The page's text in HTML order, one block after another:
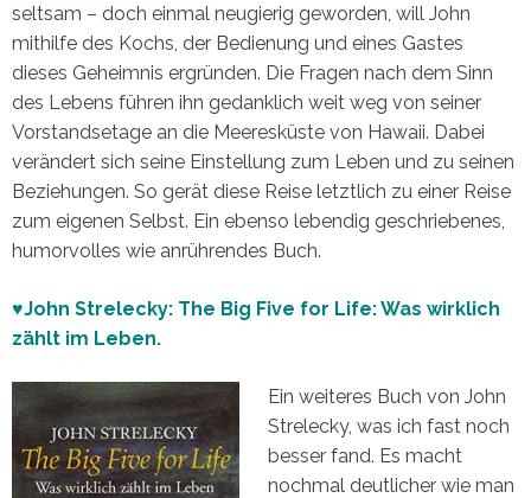
seltsam – doch einmal neugierig geworden, will John
mithilfe des Kochs, der Bedienung und eines Gastes
dieses Geheimnis ergründen. Die Fragen nach dem Sinn
des Lebens führen ihn gedanklich weit weg von seiner
Vorstandsetage an die Meeresküste von Hawaii. Dabei
verändert sich seine Einstellung zum Leben und zu seinen
Beziehungen. So gerät diese Reise letztlich zu einer Reise
zum eigenen Selbst. Ein ebenso lebendig geschriebenes,
humorvolles wie anrührendes Buch.
♥John Strelecky: The Big Five for Life: Was wirklich
zählt im Leben.
Ein weiteres Buch von John
Strelecky, was ich fast noch
besser fand. Es macht
nochmal deutlicher wie man